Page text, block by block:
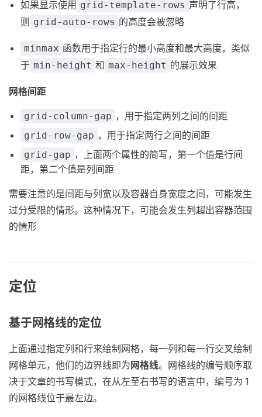
如果显示使用 grid-template-rows 声明了行高，
则 grid-auto-rows 的高度会被忽略
minmax 函数用于指定行的最小高度和最大高度，类似
于 min-height 和 max-height 的展示效果
网格间距
grid-column-gap ，用于指定两列之间的间距
grid-row-gap ，用于指定两行之间的间距
grid-gap ，上面两个属性的简写，第一个值是行间
距，第二个值是列间距
需要注意的是间距与列宽以及容器自身宽度之间，可能发生
过分受限的情形。这种情况下，可能会发生列超出容器范围
的情形
定位
基于网格线的定位
上面通过指定列和行来绘制网格，每一列和每一行交叉绘制
网格单元，他们的边界线即为 网格线。网格线的编号顺序取
决于文章的书写模式，在从左至右书写的语言中，编号为 1
的网格线位于最左边。